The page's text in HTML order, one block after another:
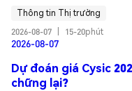
Thông tin Thị trường
2026-08-07
15-20phút
2026-08-07
Dự đoán giá Cysic
chững lại?